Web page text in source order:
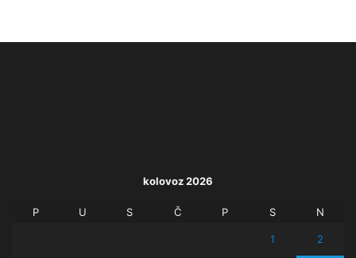
kolovoz 2026
P U S Č P S N
1 2